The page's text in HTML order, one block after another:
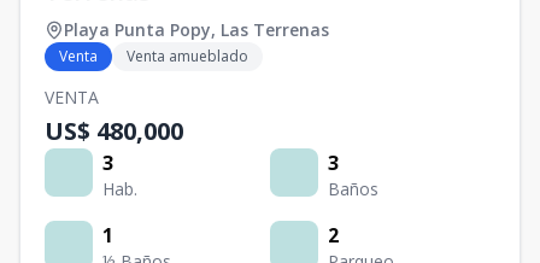
Playa Punta Popy, Las Terrenas
Venta Venta amueblado
VENTA
US$ 480,000
3
Hab.
3
Baños
1 2